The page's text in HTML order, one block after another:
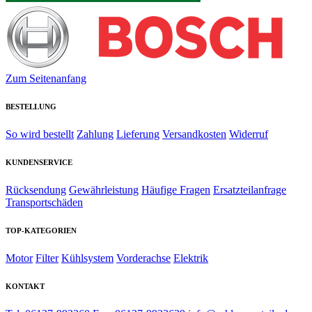
Zum Seitenanfang
BESTELLUNG
So wird bestellt Zahlung Lieferung Versandkosten Widerruf
KUNDENSERVICE
Rücksendung Gewährleistung Häufige Fragen Ersatzteilanfrage
Transportschäden
TOP-KATEGORIEN
Motor Filter Kühlsystem Vorderachse Elektrik
KONTAKT